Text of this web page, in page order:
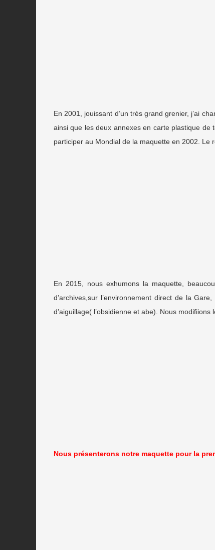
En 2001, jouissant d’un très grand grenier, j’ai
ainsi que les deux annexes en carte plastique
participer au Mondial de la maquette en 2002. Le
En 2015, nous exhumons la maquette,
d’archives,sur l’environnement direct de la
d’aiguillage( l’obsidienne et abe). Nous
Nous présenterons notre maquette pour la